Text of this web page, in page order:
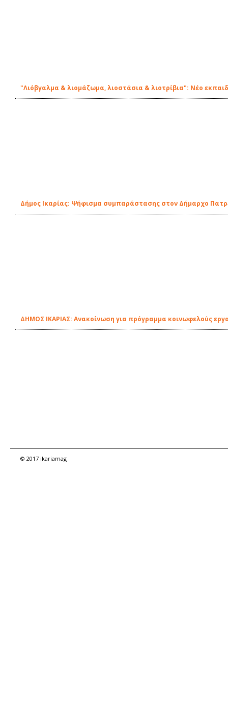
"Λιόβγαλμα & λιομάζωμα, λιοστάσια & λιοτρίβια": Νέο
Δήμος Ικαρίας: Ψήφισμα συμπαράστασης στον Δήμαρχο
ΔΗΜΟΣ ΙΚΑΡΙΑΣ: Ανακοίνωση για πρόγραμμα κοινωφελούς
© 2017 ikariamag